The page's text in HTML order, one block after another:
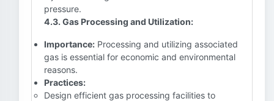
pressure.
4.3. Gas Processing and Utilization:
Importance: Processing and utilizing associated
gas is essential for economic and environmental
reasons.
Practices:
Design efficient gas processing facilities to